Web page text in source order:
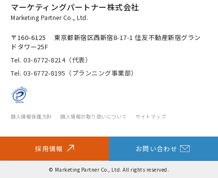
マーケティングパートナー株式会社
Marketing Partner Co., Ltd.
〒160-6125 東京都新宿区西新宿8-17-1 住友不動産新宿グラン
ドタワー25F
Tel. 03-6772-8214（代表）
Tel. 03-6772-8195（プランニング事業部）
個人情報保護方針 個人情報の取り扱いについて サイトマップ
採用情報 お問い合わせ
© Marketing Partner Co., Ltd. All rights reserved.